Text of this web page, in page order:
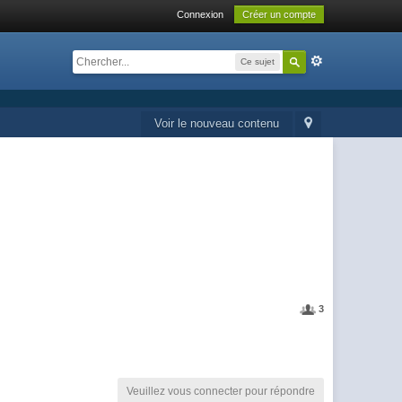
Connexion Créer un compte
Ce sujet
Voir le nouveau contenu
3
Veuillez vous connecter pour répondre